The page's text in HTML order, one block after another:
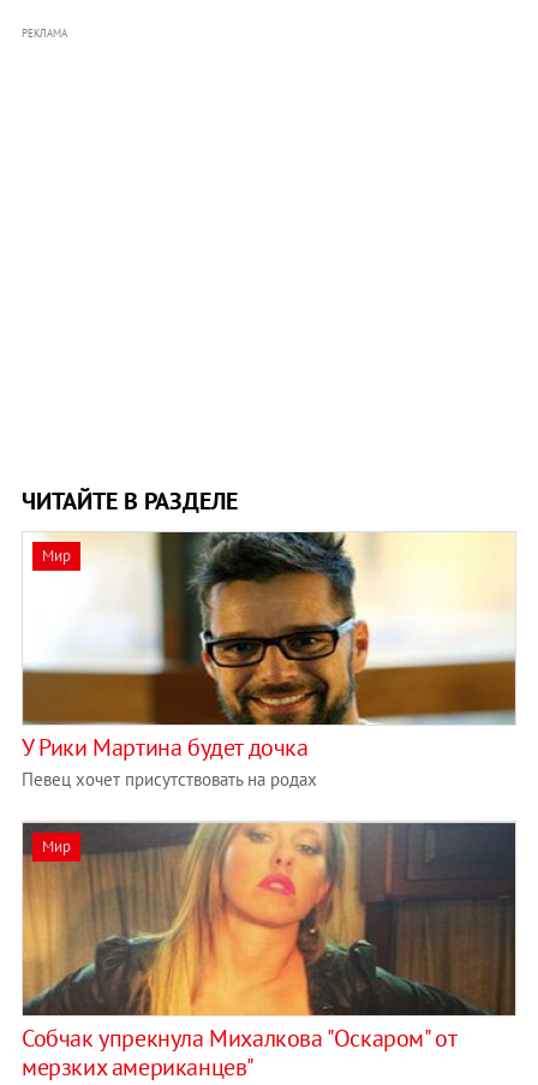
РЕКЛАМА
ЧИТАЙТЕ В РАЗДЕЛЕ
Мир
У Рики Мартина будет дочка
Певец хочет присутствовать на родах
Мир
Собчак упрекнула Михалкова "Оскаром" от
мерзких американцев"